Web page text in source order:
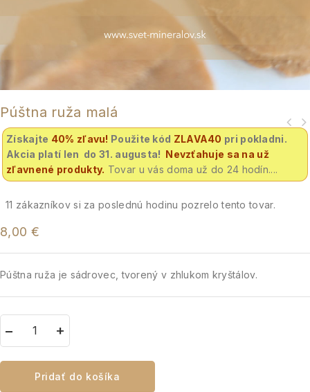
Púštna ruža malá
Získajte 40% zľavu! Použite kód ZLAVA40 pri pokladni.
Akcia platí len do 31. augusta! Nevzťahuje sa na už
zľavnené produkty. Tovar u vás doma už do 24 hodín....
11 zákazníkov si za poslednú hodinu pozrelo tento tovar.
8,00 €
Púštna ruža je sádrovec, tvorený v zhlukom kryštálov.
Pridať do košíka